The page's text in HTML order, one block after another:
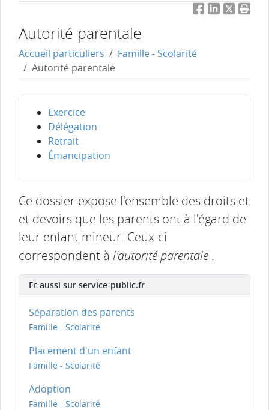
FacebookLinkedIn
Twitter
Autorité parentale
Accueil particuliers
Famille - Scolarité
Autorité parentale
Exercice
Délégation
Retrait
Émancipation
Ce dossier expose l'ensemble des droits et
et devoirs que les parents ont à l'égard de
leur enfant mineur. Ceux-ci
correspondent à l'autorité parentale .
Et aussi sur service-public.fr
Séparation des parents
Famille - Scolarité
Placement d'un enfant
Famille - Scolarité
Adoption
Famille - Scolarité